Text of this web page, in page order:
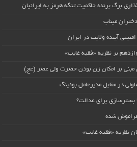
برگ برنده حاکمیت تنگه هرمز به ایرانیان
میناب
آینده ولایت در ایران
بر نظریه «فقیه غایب»
مبنی بر امکان زن بودن حضرت ولی عصر (عج)
در مقابل مدیرعامل بوئینگ
بسترسازی برای عدالت؟
فراموش شده
نظریه «فقیه غایب»